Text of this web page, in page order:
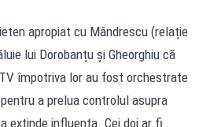
apropiat cu Mândrescu (relație
lui Dorobanțu și Gheorghiu că
împotriva lor au fost orchestrate
pentru a prelua controlul asupra
extinde influența. Cei doi ar fi